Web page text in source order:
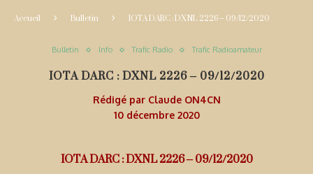
Accueil Bulletin IOTA DARC : DXNL 2226 – 09/12/2020
Bulletin Info Trafic Radio Trafic Radioamateur
IOTA DARC : DXNL 2226 – 09/12/2020
Rédigé par Claude ON4CN
10 décembre 2020
IOTA DARC : DXNL 2226 – 09/12/2020